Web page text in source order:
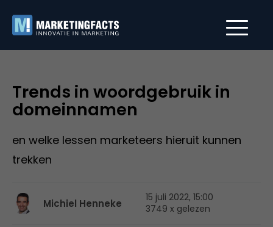
Trends in woordgebruik in
domeinnamen
en welke lessen marketeers hieruit kunnen
trekken
Michiel Henneke
15 juli 2022, 15:00
3749 x gelezen